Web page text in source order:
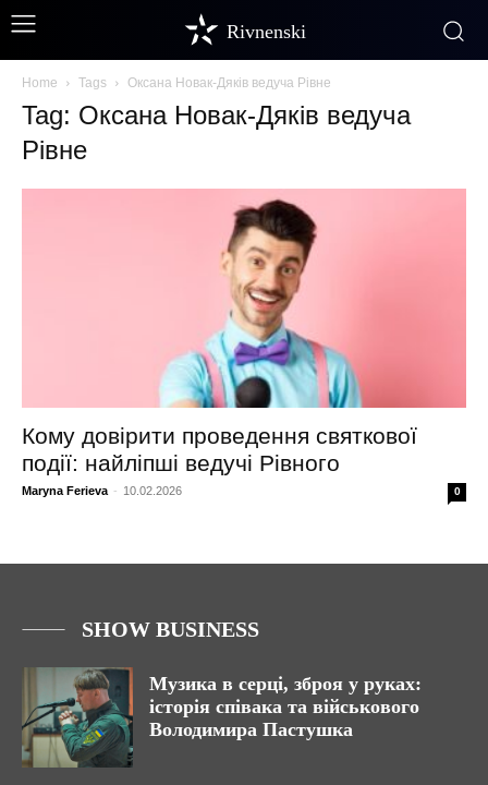
Rivnenski
Home Tags Оксана Новак-Дяків ведуча Рівне
Tag: Оксана Новак-Дяків ведуча
Рівне
Кому довірити проведення святкової
події: найліпші ведучі Рівного
Maryna Ferieva - 10.02.2026 0
SHOW BUSINESS
Музика в серці, зброя у руках:
історія співака та військового
Володимира Пастушка